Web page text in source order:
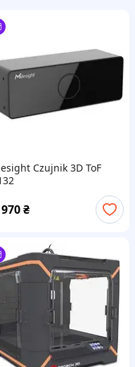
Czujnik 3D ToF
₴